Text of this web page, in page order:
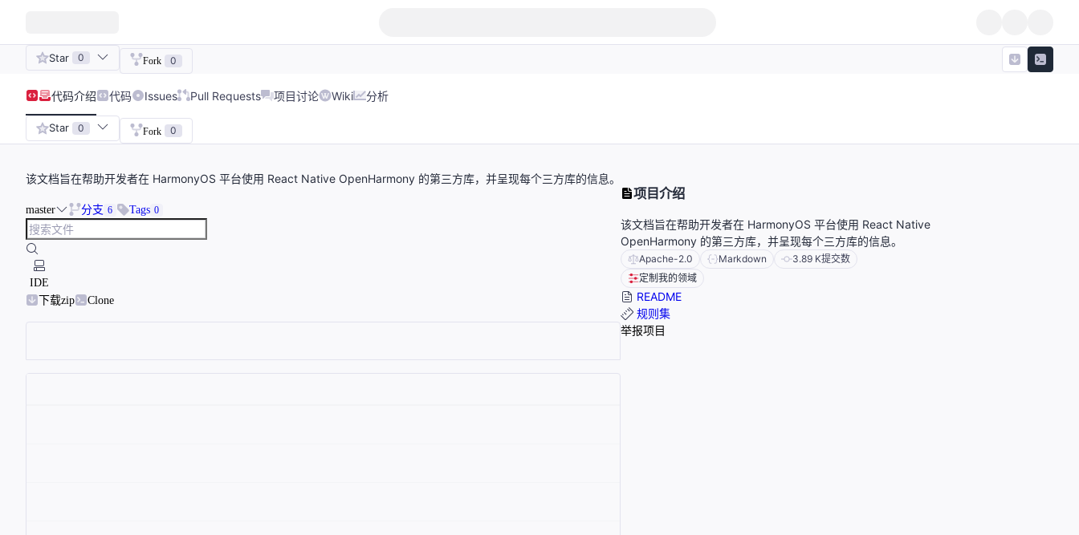
Star 0 Fork 0
代码介绍 代码 Issues Pull Requests 项目讨论 Wiki 分析
Star 0 Fork 0
该文档旨在帮助开发者在 HarmonyOS 平台使用 React Native OpenHarmony 的第三方库，并呈现每个三方库的信息。
master 分支 6 Tags 0
IDE
下载zip
Clone
项目介绍
该文档旨在帮助开发者在 HarmonyOS 平台使用 React Native
OpenHarmony 的第三方库，并呈现每个三方库的信息。
Apache-2.0 Markdown 3.89 K提交数
定制我的领域
README
规则集
举报项目